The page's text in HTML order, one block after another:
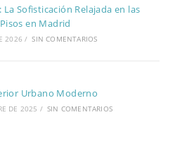
La Sofisticación Relajada en las
en Madrid
2026 / SIN COMENTARIOS
Urbano Moderno
DE 2025 / SIN COMENTARIOS